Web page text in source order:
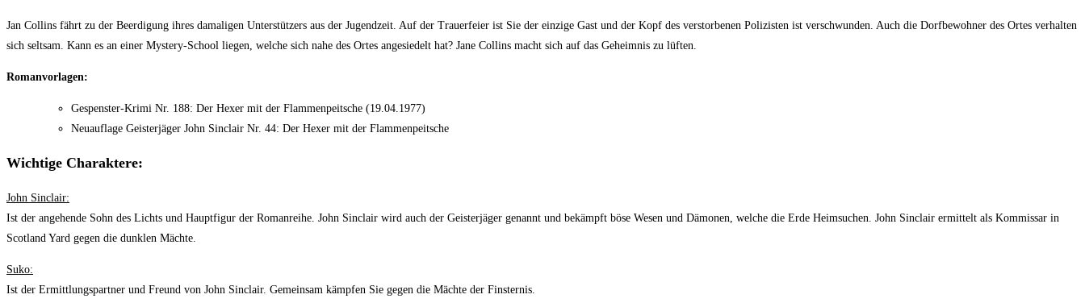
Jan Collins fährt zu der Beerdigung ihres damaligen Unterstützers aus der Jugendzeit. Auf der Trauerfeier ist Sie der einzige Gast und der Kopf des verstorbenen Polizisten ist verschwunden. Auch die Dorfbewohner des Ortes verhalten
sich seltsam. Kann es an einer Mystery-School liegen, welche sich nahe des Ortes angesiedelt hat? Jane Collins macht sich auf das Geheimnis zu lüften.
Romanvorlagen:
Gespenster-Krimi Nr. 188: Der Hexer mit der Flammenpeitsche (19.04.1977)
Neuauflage Geisterjäger John Sinclair Nr. 44: Der Hexer mit der Flammenpeitsche
Wichtige Charaktere:
John Sinclair:
Ist der angehende Sohn des Lichts und Hauptfigur der Romanreihe. John Sinclair wird auch der Geisterjäger genannt und bekämpft böse Wesen und Dämonen, welche die Erde Heimsuchen. John Sinclair ermittelt als Kommissar in
Scotland Yard gegen die dunklen Mächte.
Suko:
Ist der Ermittlungspartner und Freund von John Sinclair. Gemeinsam kämpfen Sie gegen die Mächte der Finsternis.